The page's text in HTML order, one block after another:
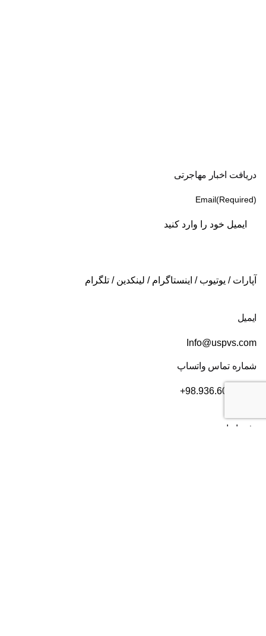
دریافت اخبار مهاجرتی
Email(Required)
آپارات / یوتیوب / اینستاگرام / لینکدین / تلگرام
ایمیل
Info@uspvs.com
شماره تماس واتساپ
+98.936.606.3632
دفتر ایران